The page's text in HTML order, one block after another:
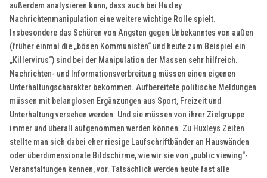
außerdem analysieren kann, dass auch bei Huxley
Nachrichtenmanipulation eine weitere wichtige Rolle spielt.
Insbesondere das Schüren von Ängsten gegen Unbekanntes von außen
(früher einmal die „bösen Kommunisten“ und heute zum Beispiel ein
„Killervirus“) sind bei der Manipulation der Massen sehr hilfreich.
Nachrichten- und Informationsverbreitung müssen einen eigenen
Unterhaltungscharakter bekommen. Aufbereitete politische Meldungen
müssen mit belanglosen Ergänzungen aus Sport, Freizeit und
Unterhaltung versehen werden. Und sie müssen von ihrer Zielgruppe
immer und überall aufgenommen werden können. Zu Huxleys Zeiten
stellte man sich dabei eher riesige Laufschriftbänder an Hauswänden
oder überdimensionale Bildschirme, wie wir sie von „public viewing“-
Veranstaltungen kennen, vor. Tatsächlich werden heute fast alle